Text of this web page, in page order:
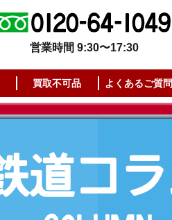
営業時間 9:30〜17:30
買取不可品 よくあるご質問